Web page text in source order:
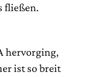
fließen.
hervorging,
ist so breit